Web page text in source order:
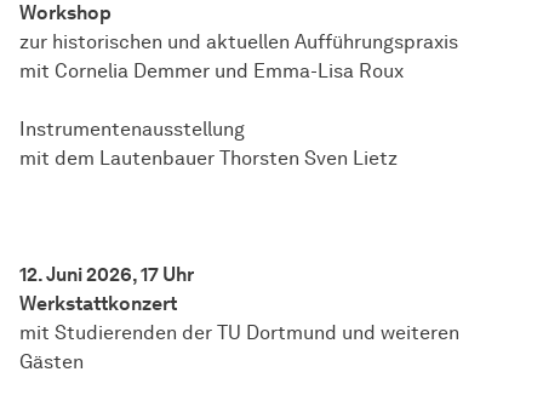
Workshop
zur historischen und aktuellen Aufführungspraxis
mit Cornelia Demmer und Emma-Lisa Roux
Instrumentenausstellung
mit dem Lautenbauer Thorsten Sven Lietz
12. Juni 2026, 17 Uhr
Werkstattkonzert
mit Studierenden der TU Dortmund und weiteren
Gästen